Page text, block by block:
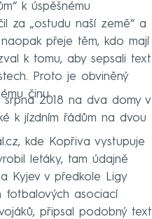
k úspěšnému
za „ostudu naší země“ a
přeje těm, kdo mají
k tomu, aby sepsali text
Proto je obviněný
činu.
2018 na dva domy v
k jízdním řádům na dvou
kde Kopřiva vystupuje
letáky, tam údajně
Kyjev v předkole Ligy
fotbalových asociací
připsal podobný text